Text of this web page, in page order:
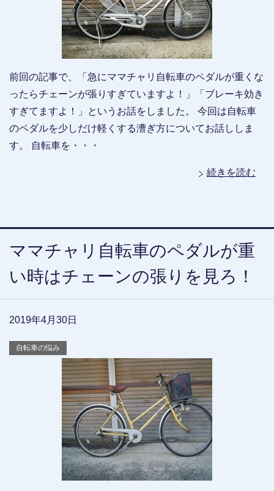
前回の記事で、「急にママチャリ自転車のペダルが重くな
ったらチェーンが張りすぎていますよ！」「ブレーキ効き
すぎてますよ！」というお話をしました。 今回は自転車
のペダルを少しだけ軽くする漕ぎ方についてお話ししま
す。 自転車を・・・
続きを読む
ママチャリ自転車のペダルが重
い時はチェーンの張りを見ろ！
2019年4月30日
自転車の悩み